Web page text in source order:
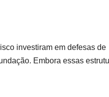
investiram em defesas de
Embora essas